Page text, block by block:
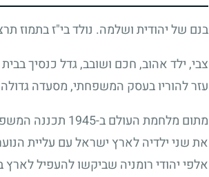
בנם של יהודית ושלמה. נולד בי"ז בתמוז
עזר להוריו בעסק המשפחתי, מסעדה
מתום מלחמת
אלפי יהודי רומניה שביקשו להעפיל